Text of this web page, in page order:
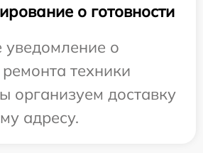
о готовности
уведомление о
техники
организуем доставку
адресу.